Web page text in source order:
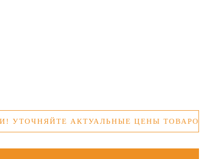
АКТУАЛЬНЫЕ ЦЕНЫ ТОВАРОВ